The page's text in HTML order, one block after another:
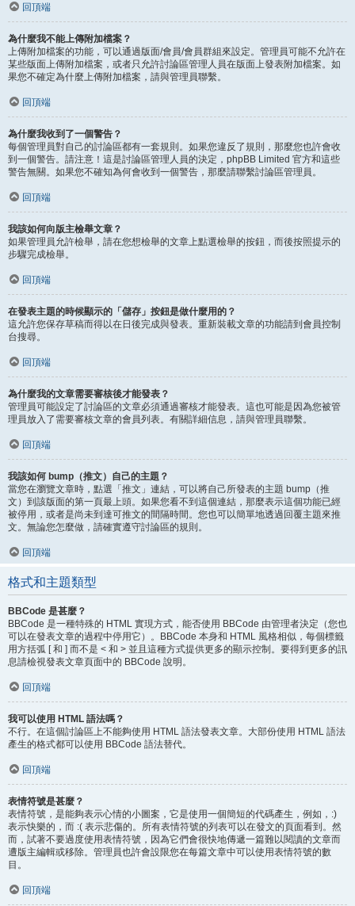
回頂端
為什麼我不能上傳附加檔案？
上傳附加檔案的功能，可以通過版面/會員/會員群組來設定。管理員可能不允許在
某些版面上傳附加檔案，或者只允許討論區管理人員在版面上發表附加檔案。如
果您不確定為什麼上傳附加檔案，請與管理員聯繫。
回頂端
為什麼我收到了一個警告？
每個管理員對自己的討論區都有一套規則。如果您違反了規則，那麼您也許會收
到一個警告。請注意！這是討論區管理人員的決定，phpBB Limited 官方和這些
警告無關。如果您不確知為何會收到一個警告，那麼請聯繫討論區管理員。
回頂端
我該如何向版主檢舉文章？
如果管理員允許檢舉，請在您想檢舉的文章上點選檢舉的按鈕，而後按照提示的
步驟完成檢舉。
回頂端
在發表主題的時候顯示的「儲存」按鈕是做什麼用的？
這允許您保存草稿而得以在日後完成與發表。重新裝載文章的功能請到會員控制
台搜尋。
回頂端
為什麼我的文章需要審核後才能發表？
管理員可能設定了討論區的文章必須通過審核才能發表。這也可能是因為您被管
理員放入了需要審核文章的會員列表。有關詳細信息，請與管理員聯繫。
回頂端
我該如何 bump（推文）自己的主題？
當您在瀏覽文章時，點選「推文」連結，可以將自己所發表的主題 bump（推
文）到該版面的第一頁最上頭。如果您看不到這個連結，那麼表示這個功能已經
被停用，或者是尚未到達可推文的間隔時間。您也可以簡單地透過回覆主題來推
文。無論您怎麼做，請確實遵守討論區的規則。
回頂端
格式和主題類型
BBCode 是甚麼？
BBCode 是一種特殊的 HTML 實現方式，能否使用 BBCode 由管理者決定（您也
可以在發表文章的過程中停用它）。BBCode 本身和 HTML 風格相似，每個標籤
用方括弧 [ 和 ] 而不是 < 和 > 並且這種方式提供更多的顯示控制。要得到更多的訊
息請檢視發表文章頁面中的 BBCode 說明。
回頂端
我可以使用 HTML 語法嗎？
不行。在這個討論區上不能夠使用 HTML 語法發表文章。大部份使用 HTML 語法
產生的格式都可以使用 BBCode 語法替代。
回頂端
表情符號是甚麼？
表情符號，是能夠表示心情的小圖案，它是使用一個簡短的代碼產生，例如，:)
表示快樂的，而 :( 表示悲傷的。所有表情符號的列表可以在發文的頁面看到。然
而，試著不要過度使用表情符號，因為它們會很快地傳遞一篇難以閱讀的文章而
遭版主編輯或移除。管理員也許會設限您在每篇文章中可以使用表情符號的數
目。
回頂端